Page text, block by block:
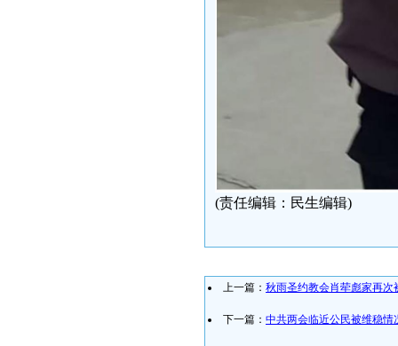
(责任编辑：民生编辑)
上一篇： 秋雨圣约教会肖荦彪家再次
下一篇： 中共两会临近公民被维稳情